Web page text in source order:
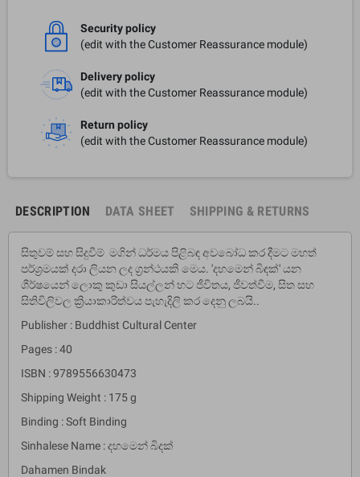
Security policy
(edit with the Customer Reassurance module)
Delivery policy
(edit with the Customer Reassurance module)
Return policy
(edit with the Customer Reassurance module)
DESCRIPTION DATA SHEET SHIPPING & RETURNS
සිතුවම් සහ සිදුවීම් මගින් ධර්මය පිළිබඳ අවබෝධ කර දීමට මහත්
පර්ශ්‍රමයක් දරා ලියන ලද ග්‍රන්ථයකි මෙය. 'දහමෙන් බිඳක්' යන
ශීර්ෂයෙන් ලොකු කුඩා සියල්ලන් හට ජීවිතය, ජීවත්වීම, සිත සහ
සිතිවිලිවල ක්‍රියාකාරිත්වය පැහැදිලි කර දෙනු ලබයි..
Publisher : Buddhist Cultural Center
Pages : 40
ISBN : 9789556630473
Shipping Weight : 175 g
Binding : Soft Binding
Sinhalese Name : දහමෙන් බිදක්
Dahamen Bindak